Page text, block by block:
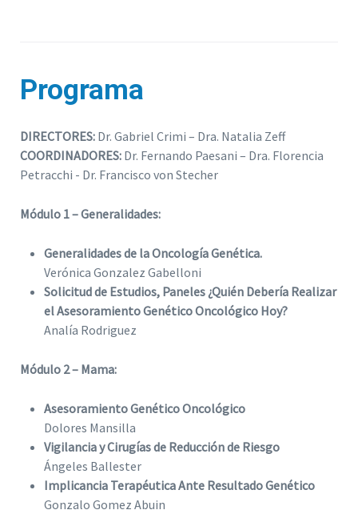
Programa
DIRECTORES: Dr. Gabriel Crimi – Dra. Natalia Zeff
COORDINADORES: Dr. Fernando Paesani – Dra. Florencia
Petracchi - Dr. Francisco von Stecher
Módulo 1 – Generalidades:
Generalidades de la Oncología Genética.
Verónica Gonzalez Gabelloni
Solicitud de Estudios, Paneles ¿Quién Debería Realizar
el Asesoramiento Genético Oncológico Hoy?
Analía Rodriguez
Módulo 2 – Mama:
Asesoramiento Genético Oncológico
Dolores Mansilla
Vigilancia y Cirugías de Reducción de Riesgo
Ángeles Ballester
Implicancia Terapéutica Ante Resultado Genético
Gonzalo Gomez Abuin